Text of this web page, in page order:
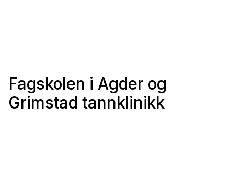
Fagskolen i Agder og
Grimstad tannklinikk